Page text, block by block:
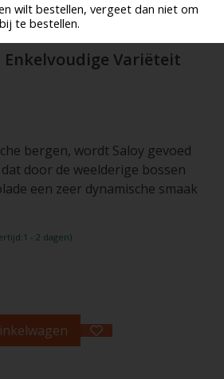
wilt bestellen, vergeet dan niet om
te bestellen.
Enkelvoudige Variëteit
bergen, wordt Saloy gevoed
door de weelderige bossen
een zeer dynamische smaak
- 2 dagen)